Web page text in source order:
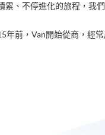
累、不停進化的旅程，我
年前，Van開始從商，經